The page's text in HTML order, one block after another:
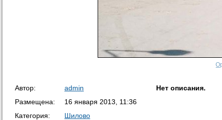
Автор: admin
Нет описания.
Размещена:
16 января 2013, 11:36
Категория:
Шилово